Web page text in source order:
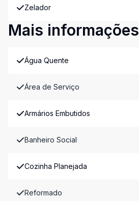
Zelador
Mais informações
Água Quente
Área de Serviço
Armários Embutidos
Banheiro Social
Cozinha Planejada
Reformado